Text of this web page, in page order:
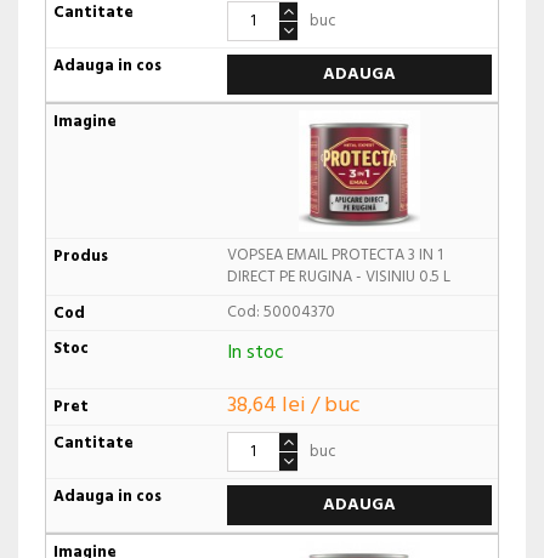
buc
ADAUGA
VOPSEA EMAIL PROTECTA 3 IN 1
DIRECT PE RUGINA - VISINIU 0.5 L
Cod: 50004370
In stoc
38,64 lei / buc
buc
ADAUGA